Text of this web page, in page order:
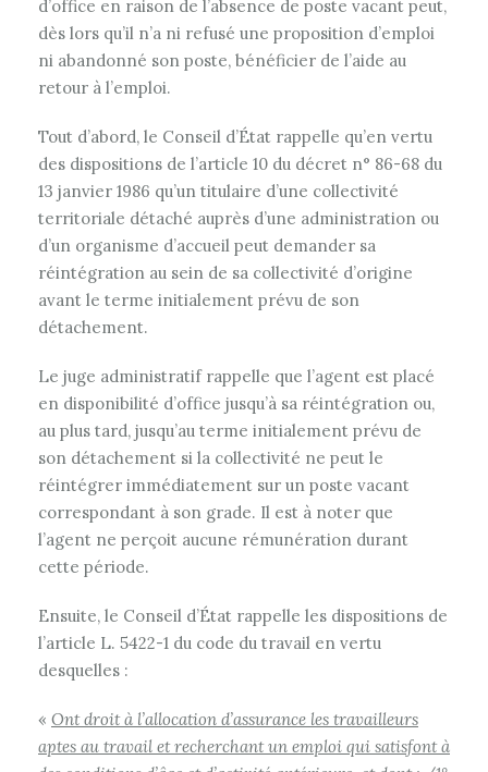
d’office en raison de l’absence de poste vacant peut,
dès lors qu’il n’a ni refusé une proposition d’emploi
ni abandonné son poste, bénéficier de l’aide au
retour à l’emploi.
Tout d’abord, le Conseil d’État rappelle qu’en vertu
des dispositions de l’article 10 du décret n° 86-68 du
13 janvier 1986 qu’un titulaire d’une collectivité
territoriale détaché auprès d’une administration ou
d’un organisme d’accueil peut demander sa
réintégration au sein de sa collectivité d’origine
avant le terme initialement prévu de son
détachement.
Le juge administratif rappelle que l’agent est placé
en disponibilité d’office jusqu’à sa réintégration ou,
au plus tard, jusqu’au terme initialement prévu de
son détachement si la collectivité ne peut le
réintégrer immédiatement sur un poste vacant
correspondant à son grade. Il est à noter que
l’agent ne perçoit aucune rémunération durant
cette période.
Ensuite, le Conseil d’État rappelle les dispositions de
l’article L. 5422-1 du code du travail en vertu
desquelles :
« Ont droit à l’allocation d’assurance les travailleurs
aptes au travail et recherchant un emploi qui satisfont à